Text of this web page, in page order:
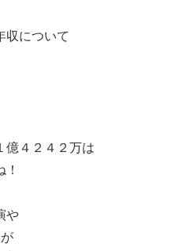
収について
億４２４２万は
や